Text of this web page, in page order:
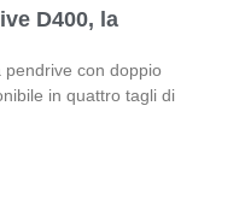
D400, la
con doppio
in quattro tagli di